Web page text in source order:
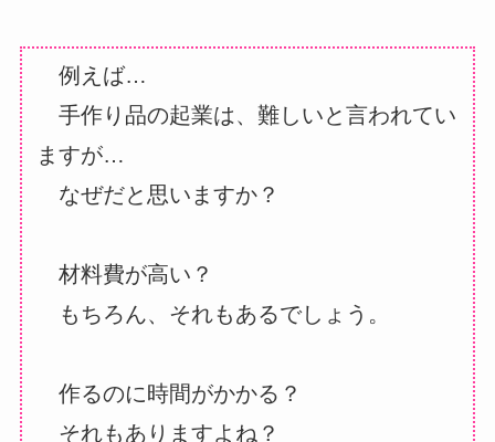
例えば…
手作り品の起業は、難しいと言われてい
ますが…
なぜだと思いますか？
材料費が高い？
もちろん、それもあるでしょう。
作るのに時間がかかる？
それもありますよね？